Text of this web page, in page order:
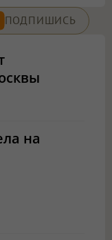
ПОДПИШИСЬ
на